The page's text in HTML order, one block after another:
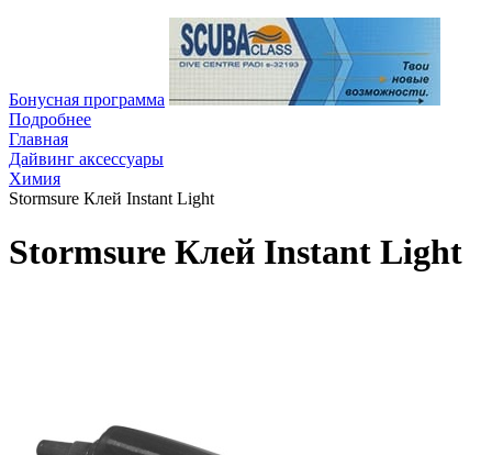
Бонусная программа
Подробнее
Главная
Дайвинг аксессуары
Химия
Stormsure Клей Instant Light
Stormsure Клей Instant Light